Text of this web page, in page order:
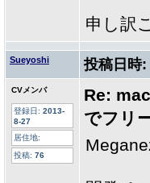
申し訳
Sueyoshi 投稿日時:
CVメンバ
登録日: 2013-
8-27
居住地:
投稿: 76
Re:
でフリ